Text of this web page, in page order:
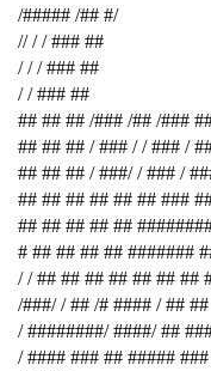
/##### /## #/
// / / ### ##
/ / / ### ##
/ / ### ##
## ## ## /### /## /###
## ## ## / ### / / ### /
## ## ## / ###/ / ### /
## ## ## ## ## ## ###
## ## ## ## ##
# ## ## ## ## #######
/ / ## ## ## ## ## ## ##
/###/ / ## /# #### / ##
/ ########/ ####/ ##
/ #### ### ## #####